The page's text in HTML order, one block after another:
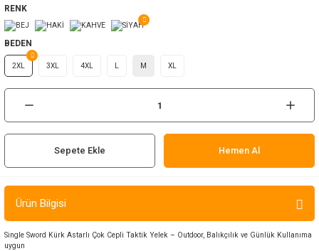
ve Çorap
RENK
BEDEN
2XL 3XL 4XL L M XL
Sepete Ekle Hemen Al
Ürün Bilgisi
Single Sword Kürk Astarlı Çok Cepli Taktik Yelek – Outdoor, Balıkçılık ve Günlük Kullanıma
uygun